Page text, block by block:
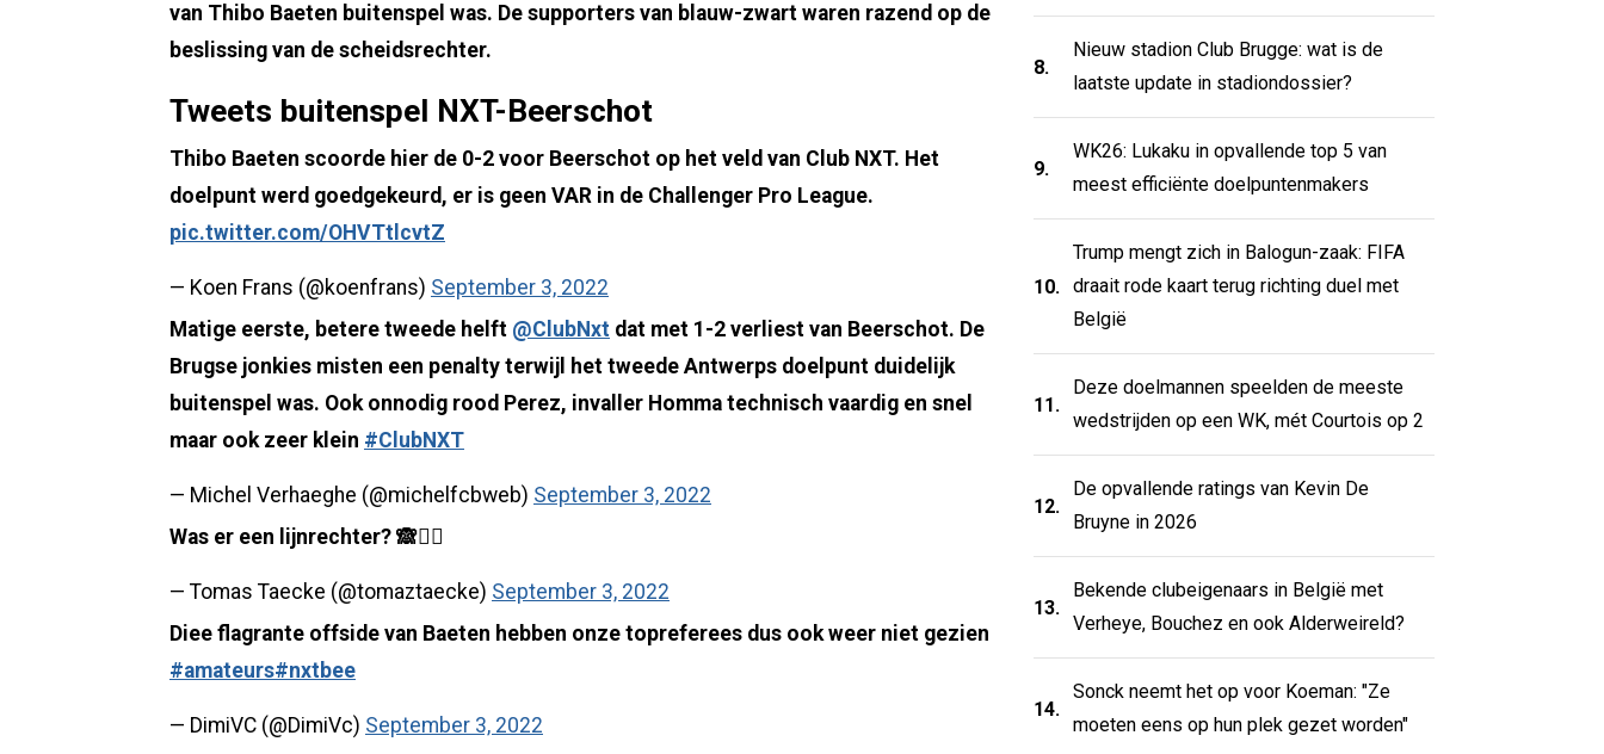
van Thibo Baeten buitenspel was. De supporters van blauw-zwart waren razend op de
beslissing van de scheidsrechter.
Tweets buitenspel NXT-Beerschot
Thibo Baeten scoorde hier de 0-2 voor Beerschot op het veld van Club NXT. Het
doelpunt werd goedgekeurd, er is geen VAR in de Challenger Pro League.
pic.twitter.com/OHVTtlcvtZ
— Koen Frans (@koenfrans) September 3, 2022
Matige eerste, betere tweede helft @ClubNxt dat met 1-2 verliest van Beerschot. De
Brugse jonkies misten een penalty terwijl het tweede Antwerps doelpunt duidelijk
buitenspel was. Ook onnodig rood Perez, invaller Homma technisch vaardig en snel
maar ook zeer klein #ClubNXT
— Michel Verhaeghe (@michelfcbweb) September 3, 2022
Was er een lijnrechter? 🙈🤷‍♂️
— Tomas Taecke (@tomaztaecke) September 3, 2022
Diee flagrante offside van Baeten hebben onze topreferees dus ook weer niet gezien
#amateurs#nxtbee
— DimiVC (@DimiVc) September 3, 2022
8.
Nieuw stadion Club Brugge: wat is de
laatste update in stadiondossier?
9.
WK26: Lukaku in opvallende top 5 van
meest efficiënte doelpuntenmakers
10.
Trump mengt zich in Balogun-zaak: FIFA
draait rode kaart terug richting duel met
België
11.
Deze doelmannen speelden de meeste
wedstrijden op een WK, mét Courtois op 2
12.
De opvallende ratings van Kevin De
Bruyne in 2026
13.
Bekende clubeigenaars in België met
Verheye, Bouchez en ook Alderweireld?
14.
Sonck neemt het op voor Koeman: "Ze
moeten eens op hun plek gezet worden"